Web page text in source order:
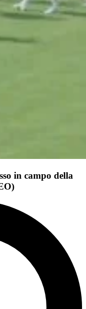
in campo della